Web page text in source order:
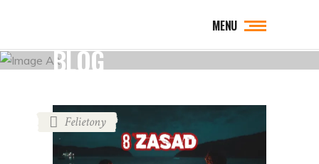
MENU
BLOG
Felietony